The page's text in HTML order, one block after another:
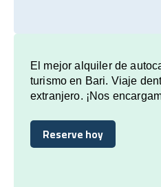
El mejor alquiler de
turismo en Bari. Viaje
extranjero. ¡Nos
Reserve hoy
Reserve hoy